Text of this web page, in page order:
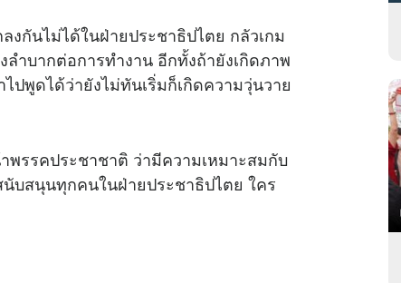
งกันไม่ได้ในฝ่ายประชาธิปไตย กลัวเกม
ลำบากต่อการทำงาน อีกทั้งถ้ายังเกิดภาพ
ปพูดได้ว่ายังไม่ทันเริ่มก็เกิดความวุ่นวาย
รรคประชาชาติ ว่ามีความเหมาะสมกับ
บสนุนทุกคนในฝ่ายประชาธิปไตย ใคร